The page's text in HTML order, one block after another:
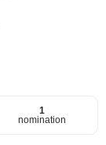
1
nomination